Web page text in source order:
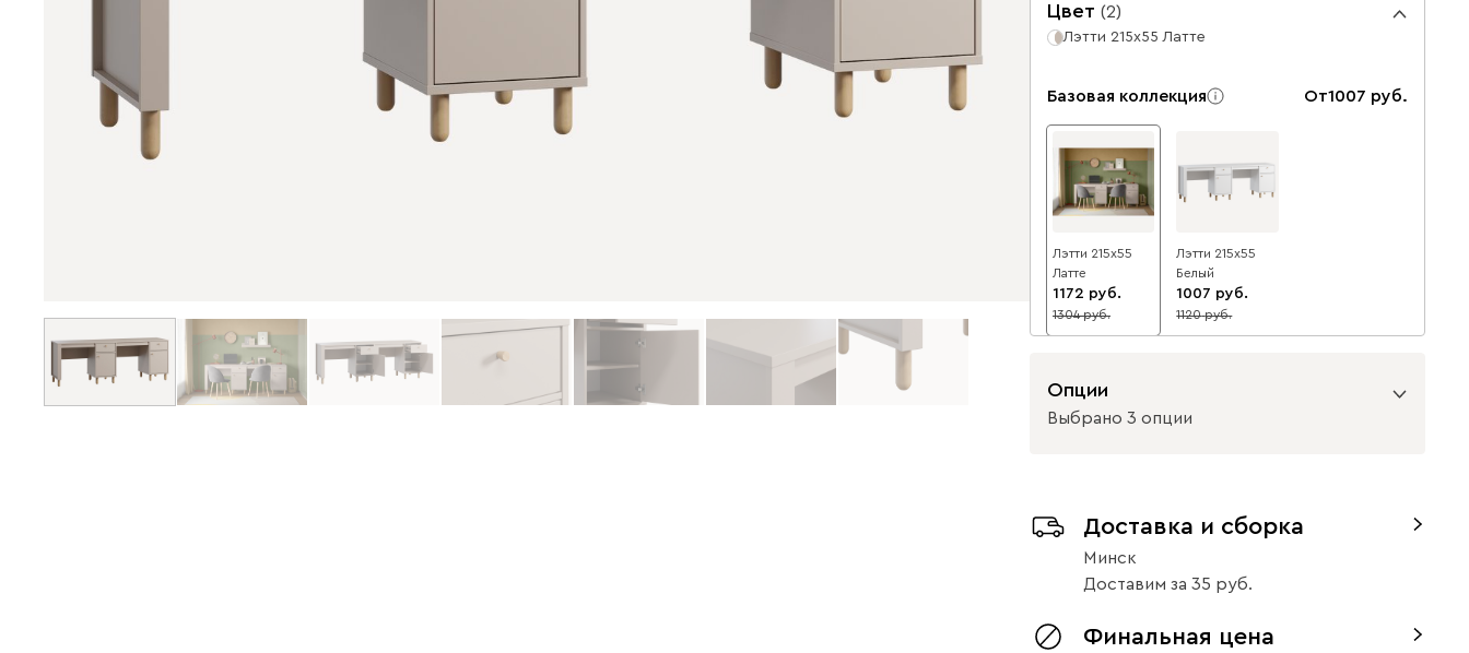
Цвет (2)
Лэтти 215x55 Латте
Базовая коллекция От1007
Лэтти 215x55
Латте
1172
10
1304
Лэтти 215x55
Белый
1007
10
1120
Опции
Выбрано 3 опции
без доводчиков с доводчиками
Вариант исполнения
тумба справа тумба слева
Доставка и сборка
Минск
Доставим за 35
Финальная цена